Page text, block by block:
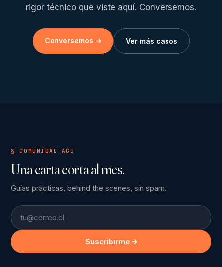
rigor técnico que viste aquí. Conversemos.
Conversemos → Ver más casos
§ COMUNIDAD AGO
Una carta corta al mes.
Guías prácticas, behind the scenes, sin spam.
Email
Suscribirme